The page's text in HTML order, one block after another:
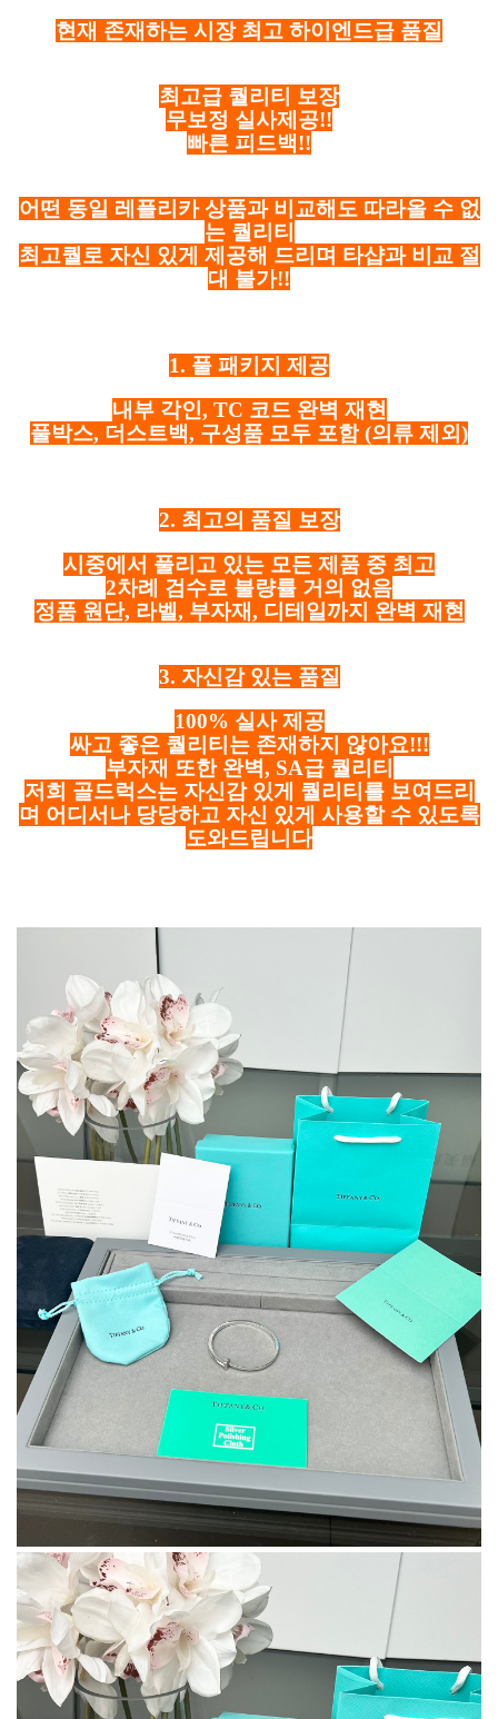
현재 존재하는 시장 최고 하이엔드급 품질
최고급 퀄리티 보장
무보정 실사제공!!
빠른 피드백!!
어떤 동일 레플리카 상품과 비교해도 따라올 수 없
는 퀄리티
최고퀄로 자신 있게 제공해 드리며 타샵과 비교 절
대 불가!!
1. 풀 패키지 제공
내부 각인, TC 코드 완벽 재현
풀박스, 더스트백, 구성품 모두 포함 (의류 제외)
2. 최고의 품질 보장
시중에서 풀리고 있는 모든 제품 중 최고
2차례 검수로 불량률 거의 없음
정품 원단, 라벨, 부자재, 디테일까지 완벽 재현
3. 자신감 있는 품질
100% 실사 제공
싸고 좋은 퀄리티는 존재하지 않아요!!!
부자재 또한 완벽, SA급 퀄리티
저희 골드럭스는 자신감 있게 퀄리티를 보여드리
며 어디서나 당당하고 자신 있게 사용할 수 있도록
도와드립니다